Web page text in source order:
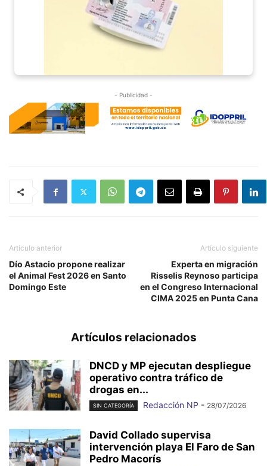
- Publicidad -
Artículo anterior
Dío Astacio propone realizar
el Animal Fest 2026 en Santo
Domingo Este
Artículo siguiente
Experta en migración
Risselis Reynoso participa
en el Congreso Internacional
CIMA 2025 en Punta Cana
Artículos relacionados
DNCD y MP ejecutan despliegue
operativo contra tráfico de
drogas en...
SIN CATEGORÍA Redacción NP - 28/07/2026
David Collado supervisa
intervención playa El Faro de San
Pedro Macorís